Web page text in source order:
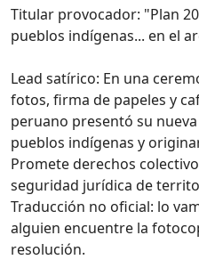
Titular provocador: "Plan
pueblos indígenas... en el
Lead satírico: En una
fotos, firma de papeles y
peruano presentó su
pueblos indígenas y
Promete derechos
seguridad jurídica de
Traducción no oficial: lo
alguien encuentre la
resolución.